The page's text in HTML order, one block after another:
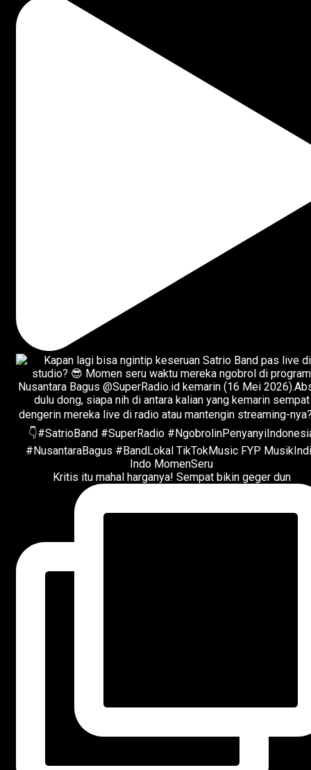
Kritis itu mahal harganya! Sempat bikin geger dun